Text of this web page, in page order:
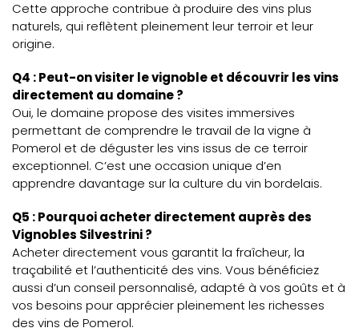
Cette approche contribue à produire des vins plus
naturels, qui reflètent pleinement leur terroir et leur
origine.
Q4 : Peut-on visiter le vignoble et découvrir les vins
directement au domaine ?
Oui, le domaine propose des visites immersives
permettant de comprendre le travail de la vigne à
Pomerol et de déguster les vins issus de ce terroir
exceptionnel. C’est une occasion unique d’en
apprendre davantage sur la culture du vin bordelais.
Q5 : Pourquoi acheter directement auprès des
Vignobles Silvestrini ?
Acheter directement vous garantit la fraîcheur, la
traçabilité et l’authenticité des vins. Vous bénéficiez
aussi d’un conseil personnalisé, adapté à vos goûts et à
vos besoins pour apprécier pleinement les richesses
des vins de Pomerol.